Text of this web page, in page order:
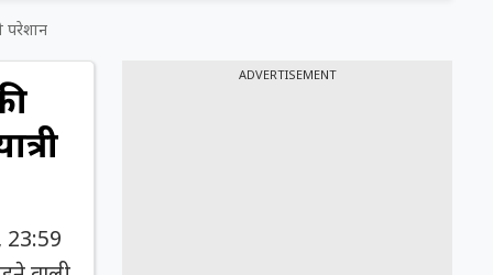
परेशान
23:59
ADVERTISEMENT